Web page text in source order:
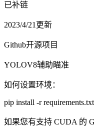
已补链
2023/4/21更新
Github开源项目
YOLOV8辅助瞄准
如何设置环境：
pip install -r requirements.txt
如果您有支持 CUDA 的